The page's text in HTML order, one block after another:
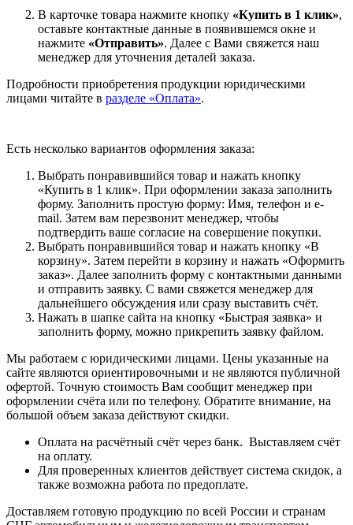
В карточке товара нажмите кнопку «Купить в 1 клик»,
оставьте контактные данные в появившемся окне и
нажмите «Отправить». Далее с Вами свяжется наш
менеджер для уточнения деталей заказа.
Подробности приобретения продукции юридическими
лицами читайте в разделе «Оплата».
Есть несколько вариантов оформления заказа:
Выбрать понравившийся товар и нажать кнопку
«Купить в 1 клик». При оформлении заказа заполнить
форму. Заполнить простую форму: Имя, телефон и e-
mail. Затем вам перезвонит менеджер, чтобы
подтвердить ваше согласие на совершение покупки.
Выбрать понравившийся товар и нажать кнопку «В
корзину». Затем перейти в корзину и нажать «Оформить
заказ». Далее заполнить форму с контактными данными
и отправить заявку. С вами свяжется менеджер для
дальнейшего обсуждения или сразу выставить счёт.
Нажать в шапке сайта на кнопку «Быстрая заявка» и
заполнить форму, можно прикрепить заявку файлом.
Мы работаем с юридическими лицами. Цены указанные на
сайте являются ориентировочными и не являются публичной
офертой. Точную стоимость Вам сообщит менеджер при
оформлении счёта или по телефону. Обратите внимание, на
большой объем заказа действуют скидки.
Оплата на расчётный счёт через банк. Выставляем счёт
на оплату.
Для проверенных клиентов действует система скидок, а
также возможна работа по предоплате.
Доставляем готовую продукцию по всей России и странам